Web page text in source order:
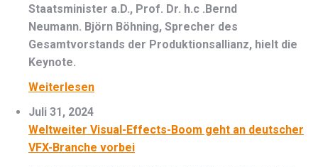
Staatsminister a.D., Prof. Dr. h.c .Bernd
Neumann. Björn Böhning, Sprecher des
Gesamtvorstands der Produktionsallianz, hielt die
Keynote.
Weiterlesen
Juli 31, 2024
Weltweiter Visual-Effects-Boom geht an deutscher
VFX-Branche vorbei